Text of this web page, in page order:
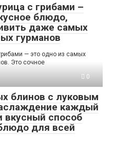
с грибами –
блюдо,
даже самых
гурманов
— это одно из самых
Это сочное
0
блинов с луковым
каждый
вкусный способ
для всей